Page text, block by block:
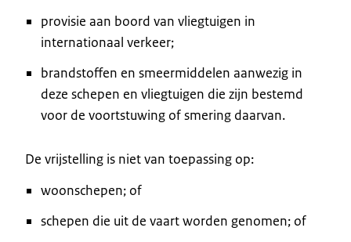
provisie aan boord van vliegtuigen in
internationaal verkeer;
brandstoffen en smeermiddelen aanwezig in
deze schepen en vliegtuigen die zijn bestemd
voor de voortstuwing of smering daarvan.
De vrijstelling is niet van toepassing op:
woonschepen; of
schepen die uit de vaart worden genomen; of